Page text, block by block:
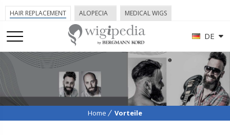
DE
HAIR REPLACEMENT ALOPECIA MEDICAL WIGS
Home Vorteile